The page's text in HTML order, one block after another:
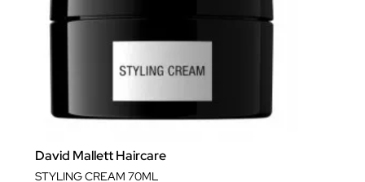
David Mallett Haircare
STYLING CREAM 70ML